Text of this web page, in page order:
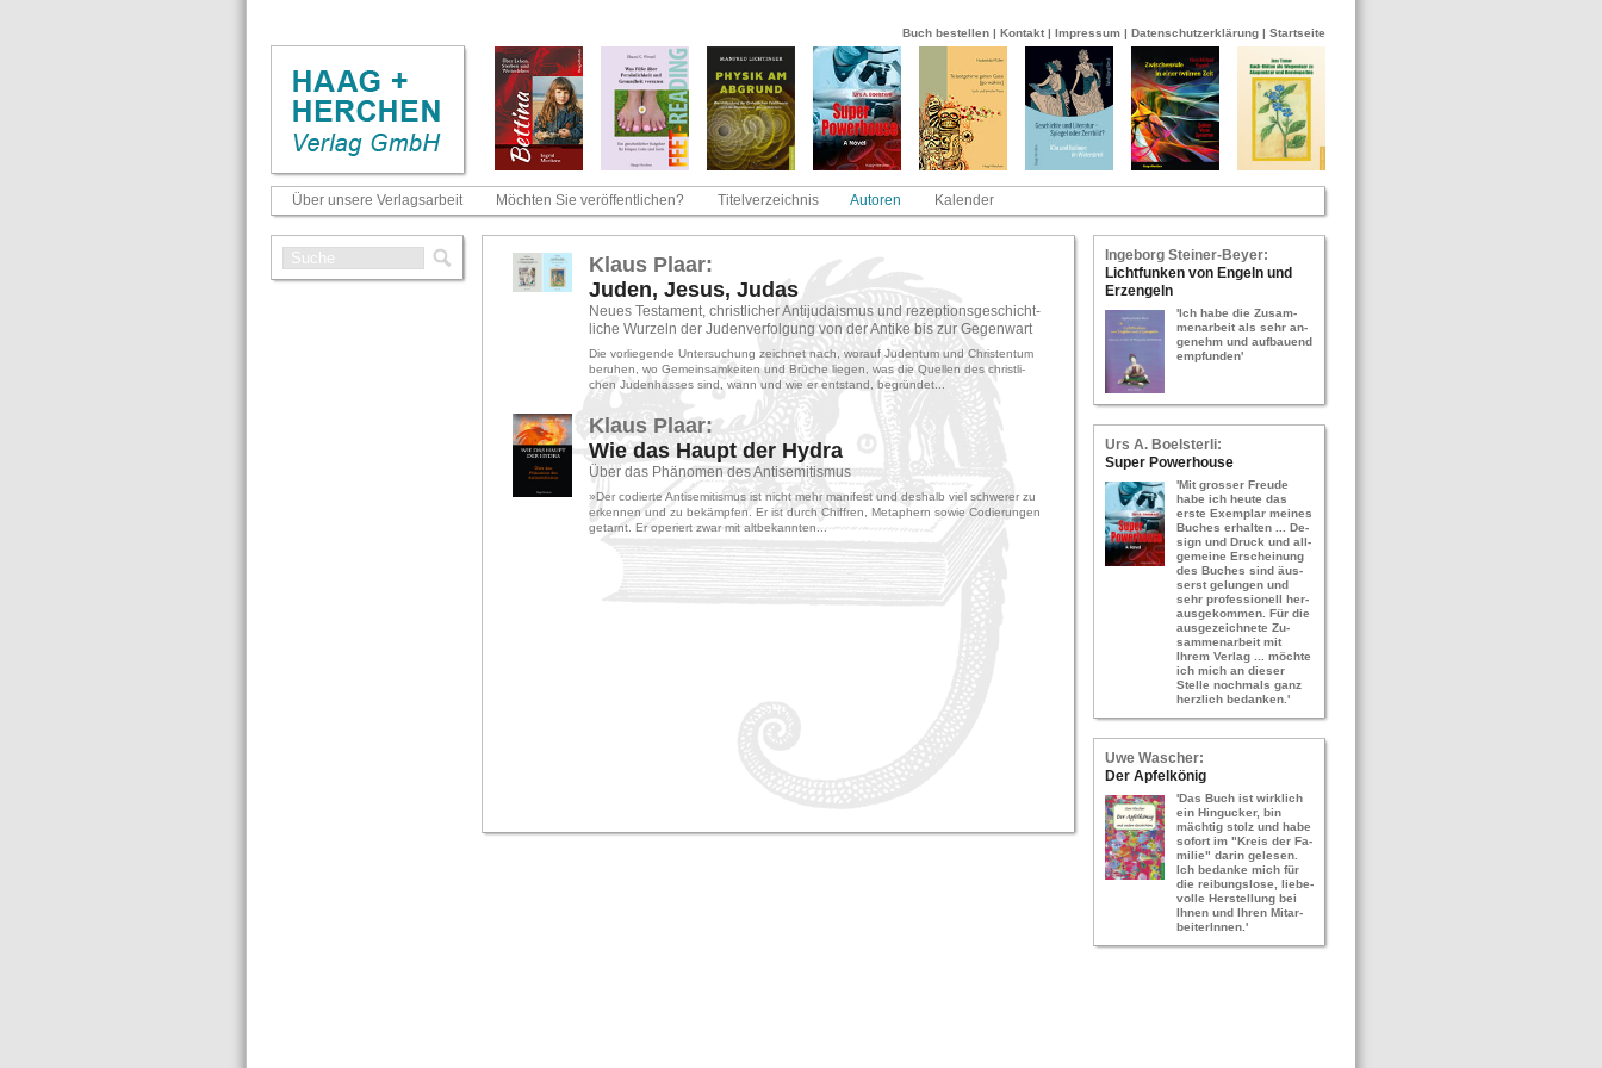
Buch bestellen | Kontakt | Impressum | Datenschutzerklärung | Startseite
Über unsere Verlagsarbeit Möchten Sie veröffentlichen? Titelverzeichnis Autoren Kalender
In­ge­borg Stei­ner-​Bey­er:
Licht­fun­ken von En­geln und
Erz­en­geln
'Ich habe die Zu­sam­
men­ar­beit als sehr an­
ge­nehm und auf­bau­end
emp­fun­den'
Urs A. Bo­els­ter­li:
Super Power­hou­se
'Mit gros­ser Freu­de
habe ich heute das
erste Ex­em­plar mei­nes
Bu­ches er­hal­ten ... De­
sign und Druck und all­
ge­mei­ne Er­schei­nung
des Bu­ches sind äus­
serst ge­lun­gen und
sehr pro­fes­sio­nell her­
aus­ge­kom­men. Für die
aus­ge­zeich­ne­te Zu­
sam­men­ar­beit mit
Ihrem Ver­lag ... möch­te
ich mich an die­ser
Stel­le noch­mals ganz
herz­lich be­dan­ken.'
Uwe Wa­scher:
Der Ap­fel­kö­nig
'Das Buch ist wirk­lich
ein Hin­gu­cker, bin
mäch­tig stolz und habe
so­fort im "Kreis der Fa­
mi­lie" darin ge­le­sen.
Ich be­dan­ke mich für
die rei­bungs­lo­se, lie­be­
vol­le Her­stel­lung bei
Ihnen und Ihren Mit­ar­
bei­te­rIn­nen.'
Klaus Plaar:
Juden, Jesus, Judas
Neues Tes­ta­ment, christ­li­cher An­ti­ju­da­is­mus und re­zep­ti­ons­ge­schicht­
li­che Wur­zeln der Ju­den­ver­fol­gung von der An­ti­ke bis zur Ge­gen­wart
Die vor­lie­gen­de Un­ter­su­chung zeich­net nach, wor­auf Ju­den­tum und Chris­ten­tum
be­ru­hen, wo Ge­mein­sam­kei­ten und Brü­che lie­gen, was die Quel­len des christ­li­
chen Ju­den­has­ses sind, wann und wie er ent­stand, be­grün­det...
Klaus Plaar:
Wie das Haupt der Hydra
Über das Phä­no­men des An­ti­se­mi­tis­mus
»Der co­dier­te An­ti­se­mi­tis­mus ist nicht mehr ma­ni­fest und des­halb viel schwe­rer zu
er­ken­nen und zu be­kämp­fen. Er ist durch Chif­fren, Me­ta­phern sowie Co­die­run­gen
ge­tarnt. Er ope­riert zwar mit alt­be­kann­ten...